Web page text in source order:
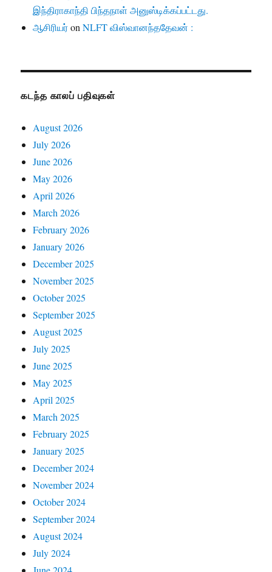
இந்திராகாந்தி பிந்தநாள் அனுஸ்டிக்கப்பட்டது.
ஆசிரியர்onNLFT விஸ்வானந்ததேவன் :
கடந்த காலப் பதிவுகள்
August 2026
July 2026
June 2026
May 2026
April 2026
March 2026
February 2026
January 2026
December 2025
November 2025
October 2025
September 2025
August 2025
July 2025
June 2025
May 2025
April 2025
March 2025
February 2025
January 2025
December 2024
November 2024
October 2024
September 2024
August 2024
July 2024